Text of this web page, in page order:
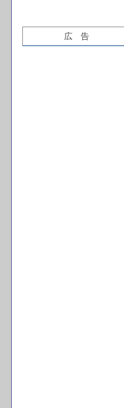
広 告